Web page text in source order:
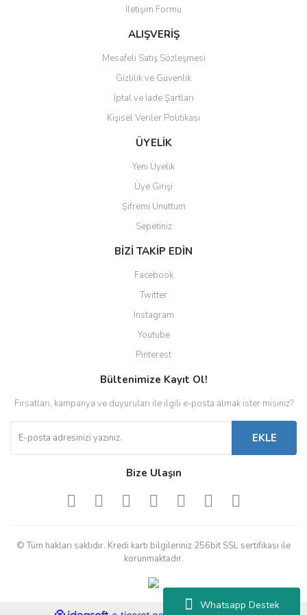
Whatsapp Destek
Ürün fiyatı diğer sitelerden daha pahalı.
Bu ürüne benzer farklı alternatifler olmalı.
Gönder
İletişim Formu
ALIŞVERİŞ
Mesafeli Satış Sözleşmesi
Gizlilik ve Güvenlik
İptal ve İade Şartları
Kişisel Veriler Politikası
ÜYELİK
Yeni Üyelik
Üye Girişi
Şifremi Unuttum
Sepetiniz
BİZİ TAKİP EDİN
Facebook
Twitter
Instagram
Youtube
Pinterest
Bültenimize Kayıt Ol!
Fırsatları, kampanya ve duyuruları ile ilgili e-posta almak ister misiniz?
EKLE
Bize Ulaşın
© Tüm hakları saklıdır. Kredi kartı bilgileriniz 256bit SSL sertifikası ile
korunmaktadır.